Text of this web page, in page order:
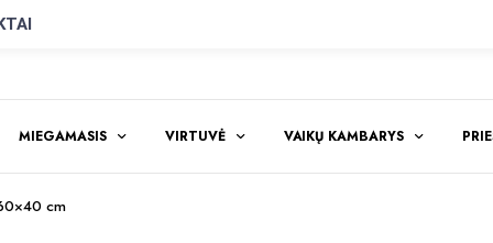
MIEGAMASIS VIRTUVĖ VAIKŲ KAMBARYS
cm